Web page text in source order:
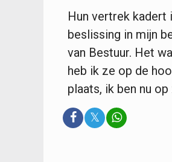
Hun vertrek kadert
beslissing in mijn
van Bestuur. Het
heb ik ze op de
plaats, ik ben nu
𝕏